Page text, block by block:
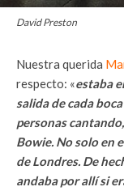
David Preston
Nuestra querida
respecto: «estaba
salida de cada
personas
Bowie. No solo en
de Londres. De
andaba por allí si